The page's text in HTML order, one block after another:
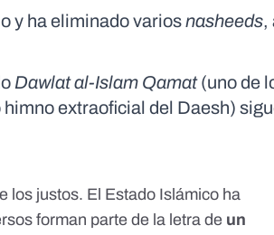
y ha eliminado variosnasheeds,
Dawlat al-Islam Qamat(uno de
extraoficial del Daesh)
los justos. El Estado Islámico ha
forman parte de la letra de un